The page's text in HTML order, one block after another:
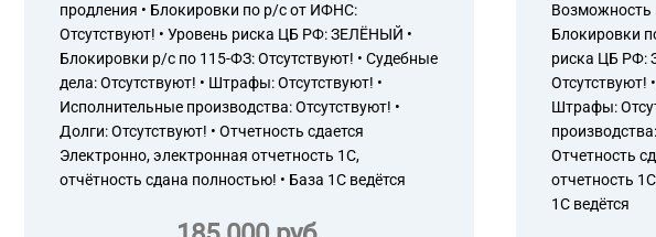
продления • Блокировки по р/с от ИФНС:
Отсутствуют! • Уровень риска ЦБ РФ: ЗЕЛЁНЫЙ •
Блокировки р/с по 115-ФЗ: Отсутствуют! • Судебные
дела: Отсутствуют! • Штрафы: Отсутствуют! •
Исполнительные производства: Отсутствуют! •
Долги: Отсутствуют! • Отчетность сдается
Электронно, электронная отчетность 1С,
отчётность сдана полностью! • База 1С ведётся
Возможность
Блокировки
риска ЦБ РФ:
Отсутствуют!
Штрафы:
Отчетность
отчетность
1С ведётся